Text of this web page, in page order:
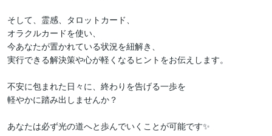
そして、霊感、タロットカード、
オラクルカードを使い、
今あなたが置かれている状況を紐解き、
実行できる解決策や心が軽くなるヒントをお伝えします。
不安に包まれた日々に、終わりを告げる一歩を
軽やかに踏み出しませんか？
あなたは必ず光の道へと歩んでいくことが可能です✨